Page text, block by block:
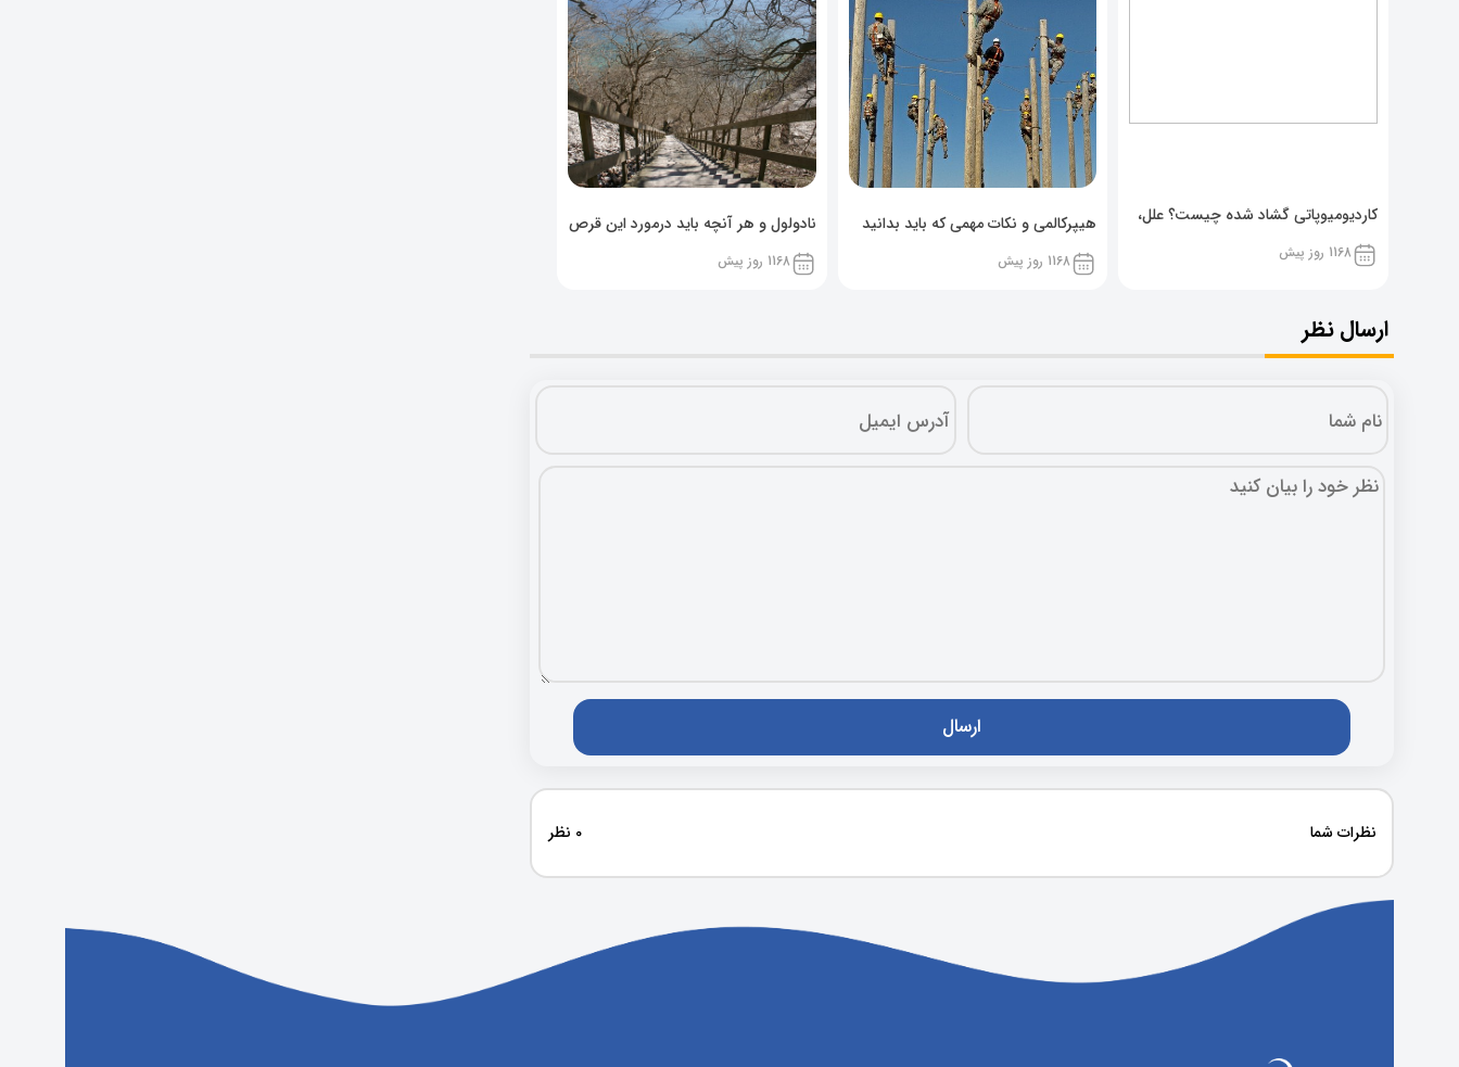
کاردیومیوپاتی گشاد شده چیست؟ علل،
پیشگیری و نشانه ها
1168 روز پیش
هیپرکالمی و نکات مهمی که باید بدانید
1168 روز پیش
نادولول و هر آنچه باید درمورد این قرص
خوراکی بدانید!
1168 روز پیش
ارسال نظر
نظرات شما 0 نظر